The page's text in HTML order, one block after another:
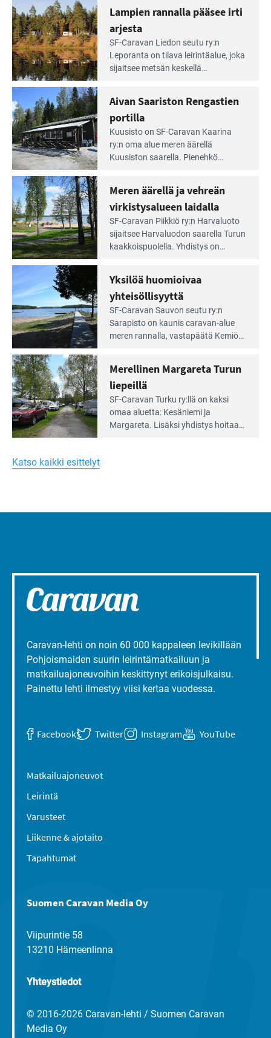
Lue
Leirintäoppaan
artikkeli:
Lampien
rannalla
pääsee
irti
arjesta
Lampien rannalla pääsee irti
arjesta
SF-Caravan Liedon seutu ry:n
Leporanta on tilava leirintäalue, joka
sijaitsee metsän kes­kellä
tarjoaa ympäris­töineen kauniit
maisemat ja loistavat virkistäytymis­
mahdollisuudet.
Lue
Leirintäoppaan
artikkeli:
Aivan
Saariston
Rengastien
portilla
Aivan Saariston Rengastien
portilla
Kuusisto on SF-Caravan Kaarina
ry:n oma alue meren äärellä
Kuusiston saarella. Pie­nehkö
Lue
Leirintäoppaan
artikkeli:
Meren
äärellä
ja
vehreän
virkistysalueen
laidalla
Meren äärellä ja vehreän
virkistysalueen laidalla
SF-Caravan Piikkiö ry:n Harvaluoto
sijait­see Harvaluodon saarella Turun
kaakkois­puolella. Yhdistys on
virkistysalueesta.
Lue
Leirintäoppaan
artikkeli:
Yksilöä
huomioivaa
yhteisöllisyyttä
Yksilöä huomioivaa
yhteisöllisyyttä
SF-Caravan Sauvon seutu ry:n
Sarapisto on kaunis caravan-alue
meren rannalla, vasta­päätä Kemiön
kymmenen paikkaa ilman sähköä.
Lue
Leirintäoppaan
artikkeli:
Merellinen
Turun
liepeillä
Merellinen Margareta Turun
liepeillä
SF-Caravan Turku ry:llä on kaksi
omaa aluet­ta: Kesäniemi ja
Margareta. Lisäksi yhdis­tys hoitaa
Katso kaikki esittelyt
Caravan-lehti on noin 60 000 kappaleen levikillään
Pohjoismaiden suurin leirintämatkailuun ja
matkailuajoneuvoihin keskittynyt erikoisjulkaisu.
Painettu lehti ilmestyy viisi kertaa vuodessa.
Facebook Twitter Instagram YouTube
Matkailuajoneuvot
Leirintä
Varusteet
Liikenne & ajotaito
Tapahtumat
Suomen Caravan Media Oy
Viipurintie 58
13210 Hämeenlinna
Yhteystiedot
© 2016-2026 Caravan-lehti / Suomen Caravan
Media Oy